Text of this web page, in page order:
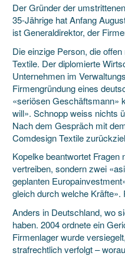
Der Gründer der
35-Jährige hat Anfang
ist Generaldirektor, der
Die einzige Person, die
Textile. Der diplomierte
Unternehmen im
Firmengründung eines
«seriösen Geschäftsmann»
will». Schnopp weiss nichts
Nach dem Gespräch mit
Comdesign Textile
Kopelke beantwortet
vertreiben, sondern zwei
geplanten
gleich durch welche
Anders in Deutschland, wo
haben. 2004 ordnete ein
Firmenlager wurde
strafrechtlich verfolgt –